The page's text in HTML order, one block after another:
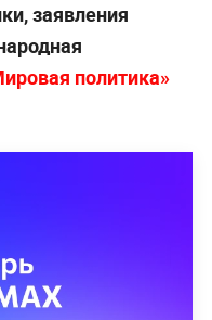
заявления
политика»